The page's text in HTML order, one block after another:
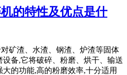
的特性及优点是什
矿渣、水渣、钢渣、炉渣等固体
设备,它将破碎、粉磨、烘干、输送
的功能,高的粉磨效率,十分适用